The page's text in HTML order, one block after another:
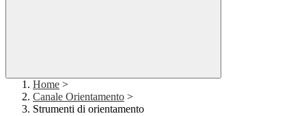
Home >
Canale Orientamento >
Strumenti di orientamento